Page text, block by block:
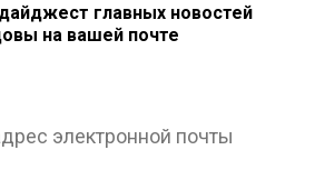
главных новостей
на вашей почте